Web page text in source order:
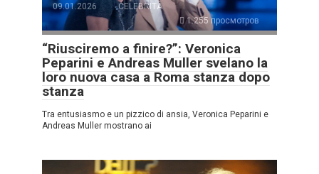
09.01.2026
CELEBRITÀ
1.255 просмотров
“Riusciremo a finire?”: Veronica
Peparini e Andreas Muller svelano la
loro nuova casa a Roma stanza dopo
stanza
Tra entusiasmo e un pizzico di ansia, Veronica Peparini e
Andreas Muller mostrano ai